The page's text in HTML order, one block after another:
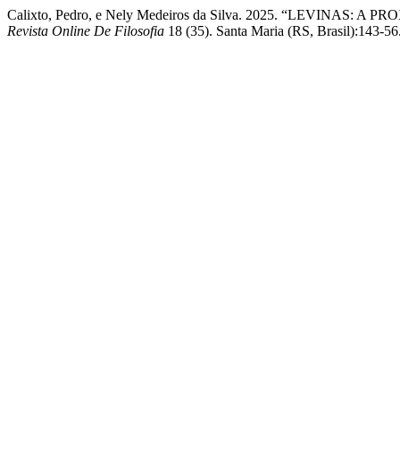
Calixto, Pedro, e Nely Medeiros da Silva. 2025. “LEVINAS: A
Revista Online De Filosofia 18 (35). Santa Maria (RS, Brasil):143-